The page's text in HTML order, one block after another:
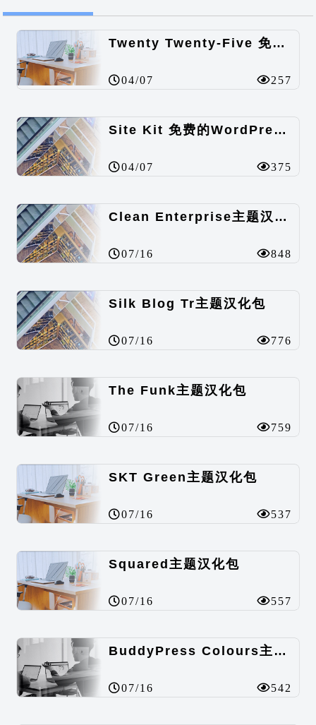
Twenty Twenty-Five 免费的WordPress内容主题
04/07 257
Site Kit 免费的WordPress数据统计插件
04/07 375
Clean Enterprise主题汉化包
07/16 848
Silk Blog Tr主题汉化包
07/16 776
The Funk主题汉化包
07/16 759
SKT Green主题汉化包
07/16 537
Squared主题汉化包
07/16 557
BuddyPress Colours主题汉化包
07/16 542